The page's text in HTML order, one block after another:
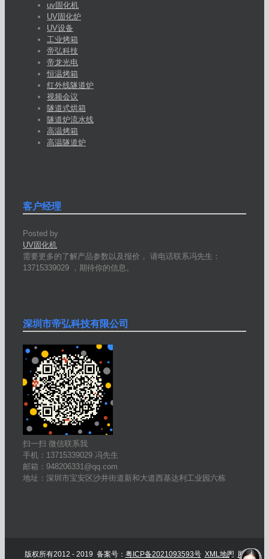
uv固化机
UV固化炉
UV设备
工业烤箱
帝弘科技
帝龙光电
恒温烤箱
红外线隧道炉
视频会议
隧道式烘箱
隧道炉流水线
高温烤箱
高温隧道炉
客户经理
Posted by
UV固化机
需要更多的了解产品参数以及报价， 请电话联系冯先生：
13715339029 ，期待你的信息。
深圳市帝弘科技有限公司
扫一扫 微信联系我
手机：13715339029 冯先生
邮箱：948206331@qq.com
地址：深圳市宝安区沙井街道新和大道西基达利工业园六栋
版权所有2012 - 2019 备案号： 粤ICP备2021093593号 XML地图 网